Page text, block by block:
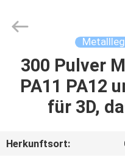
HAUS
PRODUKTE
VIDEOS
Forging
Co.,LTD..
Reserved.300 Pulver
PA11 PA12
für 3D,
Herkunftsort: